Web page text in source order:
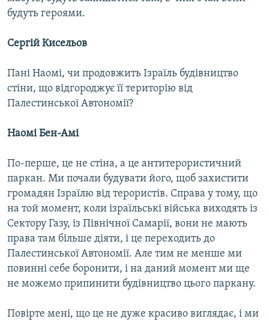
будуть героями.
Сергій Кисельов
Пані Наомі, чи продовжить Ізраїль будівництво
стіни, що відгороджує її територію від
Палестинської Автономії?
Наомі Бен-Амі
По-перше, це не стіна, а це антитерористичний
паркан. Ми почали будувати його, щоб захистити
громадян Ізраїлю від терористів. Справа у тому, що
на той момент, коли ізраїльські війська виходять із
Сектору Газу, із Північної Самарії, вони не мають
права там більше діяти, і це переходить до
Палестинської Автономії. Але тим не менше ми
повинні себе боронити, і на даний момент ми ще
не можемо припинити будівництво цього паркану.
Повірте мені, що це не дуже красиво виглядає, і ми